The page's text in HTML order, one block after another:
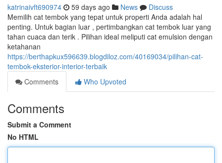
katrinaivft690974 59 days ago News
Discuss
Memilih cat tembok yang tepat untuk properti Anda adalah hal
penting. Untuk bagian luar , pertimbangkan cat tembok luar yang
tahan cuaca dan terik . Pilihan ideal meliputi cat emulsion dengan
ketahanan
https://berthapkux596639.blogdiloz.com/40169034/pilihan-cat-
tembok-eksterior-interior-terbaik
Comments
Who Upvoted
Comments
Submit a Comment
No HTML